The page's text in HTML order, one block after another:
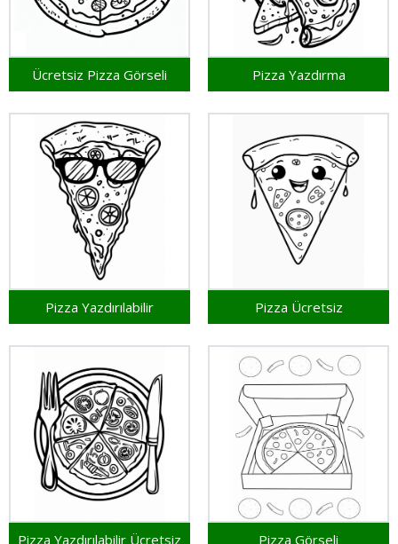
Ücretsiz Pizza Görseli Pizza Yazdırma
Pizza Yazdırılabilir Pizza Ücretsiz
Pizza Yazdırılabilir Ücretsiz Pizza Görseli